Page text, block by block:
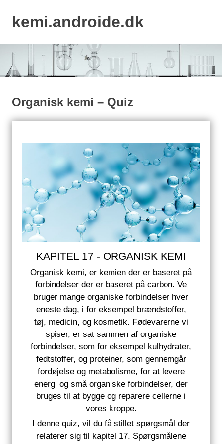
content
kemi.androide.dk
Organisk kemi – Quiz
KAPITEL 17 - ORGANISK KEMI
Organisk kemi, er kemien der er baseret på
forbindelser der er baseret på carbon. Ve
bruger mange organiske forbindelser hver
eneste dag, i for eksempel brændstoffer,
tøj, medicin, og kosmetik. Fødevarerne vi
spiser, er sat sammen af organiske
forbindelser, som for eksempel kulhydrater,
fedtstoffer, og proteiner, som gennemgår
fordøjelse og metabolisme, for at levere
energi og små organiske forbindelser, der
bruges til at bygge og reparere cellerne i
vores kroppe.
I denne quiz, vil du få stillet spørgsmål der
relaterer sig til kapitel 17. Spørgsmålene